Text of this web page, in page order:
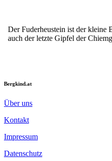
Der Fuderheustein ist der kleine
auch der letzte Gipfel der
Bergkind.at
Über uns
Kontakt
Impressum
Datenschutz